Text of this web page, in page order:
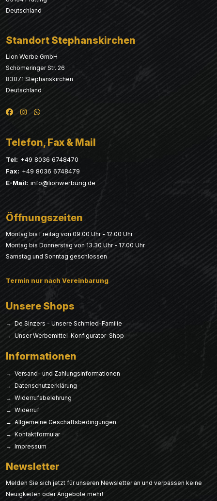
Deutschland
Standort Stephanskirchen
Lion Werbe GmbH
Schömeringer Str. 26
83071 Stephanskirchen
Deutschland
Telefon, Fax & Mail
Tel: +49 8036 6748470
Fax: +49 8036 6748479
E-Mail: info@lionwerbung.de
Öffnungszeiten
Montag bis Freitag von 09.00 Uhr - 12.00 Uhr
Montag bis Donnerstag von 13.30 Uhr - 17.00 Uhr
Samstag und Sonntag geschlossen
Termin nur nach Vereinbarung
Unsere Shops
→ De Sinzers - Unsere Schmied-Familie
→ Unser Werbemittel-Konfigurator-Shop
Informationen
→ Versand- und Zahlungsinformationen
→ Datenschutzerklärung
→ Widerrufsbelehrung
→ Widerruf
→ Allgemeine Geschäftsbedingungen
→ Kontaktformular
→ Impressum
Newsletter
Melden Sie sich jetzt für unseren Newsletter an und verpassen keine
Neuigkeiten oder Angebote mehr!